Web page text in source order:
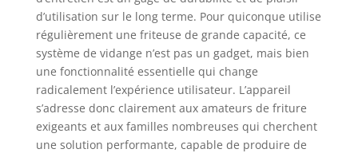
d’utilisation sur le long terme. Pour quiconque utilise
régulièrement une friteuse de grande capacité, ce
système de vidange n’est pas un gadget, mais bien
une fonctionnalité essentielle qui change
radicalement l’expérience utilisateur. L’appareil
s’adresse donc clairement aux amateurs de friture
exigeants et aux familles nombreuses qui cherchent
une solution performante, capable de produire de